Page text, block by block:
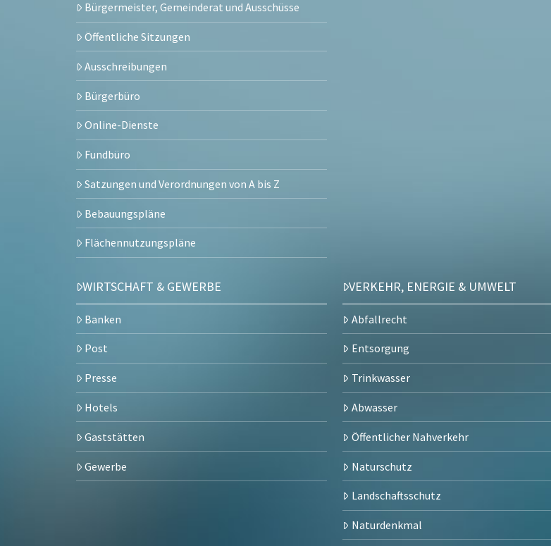
Bürgermeister, Gemeinderat und Ausschüsse
Öffentliche Sitzungen
Ausschreibungen
Bürgerbüro
Online-Dienste
Fundbüro
Satzungen und Verordnungen von A bis Z
Bebauungspläne
Flächennutzungspläne
WIRTSCHAFT & GEWERBE
Banken
Post
Presse
Hotels
Gaststätten
Gewerbe
VERKEHR, ENERGIE & UMWELT
Abfallrecht
Entsorgung
Trinkwasser
Abwasser
Öffentlicher Nahverkehr
Naturschutz
Landschaftsschutz
Naturdenkmal